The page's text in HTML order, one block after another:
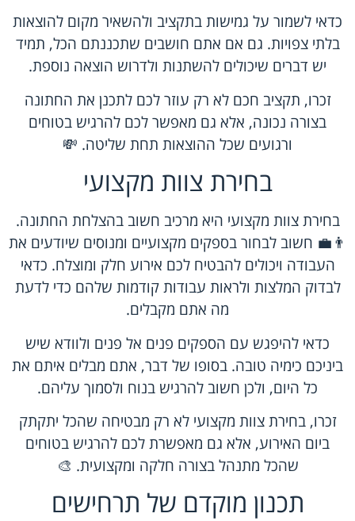
כדאי לשמור על גמישות בתקציב ולהשאיר מקום להוצאות
בלתי צפויות. גם אם אתם חושבים שתכננתם הכל, תמיד
יש דברים שיכולים להשתנות ולדרוש הוצאה נוספת.
זכרו, תקציב חכם לא רק עוזר לכם לתכנן את החתונה
בצורה נכונה, אלא גם מאפשר לכם להרגיש בטוחים
ורגועים שכל ההוצאות תחת שליטה. 💸
בחירת צוות מקצועי
בחירת צוות מקצועי היא מרכיב חשוב בהצלחת החתונה.
👨‍💼 חשוב לבחור בספקים מקצועיים ומנוסים שיודעים את
העבודה ויכולים להבטיח לכם אירוע חלק ומוצלח. כדאי
לבדוק המלצות ולראות עבודות קודמות שלהם כדי לדעת
מה אתם מקבלים.
כדאי להיפגש עם הספקים פנים אל פנים ולוודא שיש
ביניכם כימיה טובה. בסופו של דבר, אתם מבלים איתם את
כל היום, ולכן חשוב להרגיש בנוח ולסמוך עליהם.
זכרו, בחירת צוות מקצועי לא רק מבטיחה שהכל יתקתק
ביום האירוע, אלא גם מאפשרת לכם להרגיש בטוחים
שהכל מתנהל בצורה חלקה ומקצועית. 🎨
תכנון מוקדם של תרחישים